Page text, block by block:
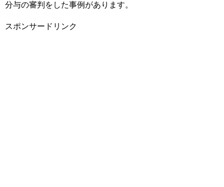
分与の審判をした事例があります。
スポンサードリンク